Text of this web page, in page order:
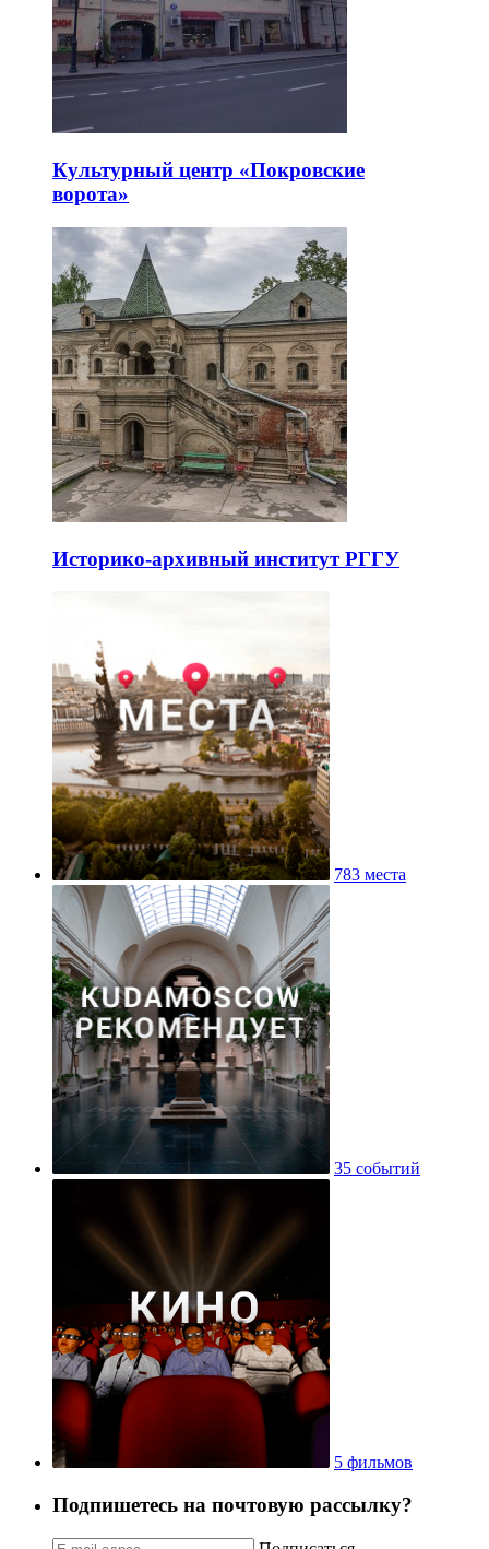
Культурный центр «Покровские
ворота»
Историко-архивный институт РГГУ
783 места
35 событий
5 фильмов
Подпишетесь на почтовую рассылку?